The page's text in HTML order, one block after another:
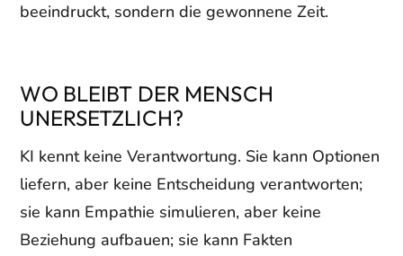
beeindruckt, sondern die gewonnene Zeit.
WO BLEIBT DER MENSCH
UNERSETZLICH?
KI kennt keine Verantwortung. Sie kann Optionen
liefern, aber keine Entscheidung verantworten;
sie kann Empathie simulieren, aber keine
Beziehung aufbauen; sie kann Fakten